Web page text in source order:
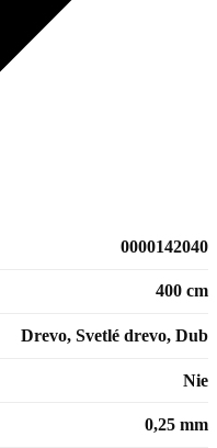
0000142040
400 cm
Drevo, Svetlé drevo, Dub
Nie
0,25 mm